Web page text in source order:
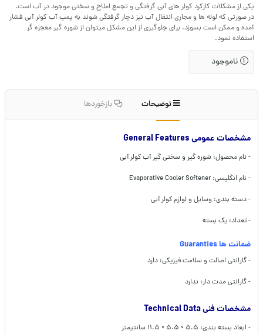
یکی از مشکلات کارکرد کولر های آبی گرفتگی و تجمع املاح و سختی موجود در آب است.
در صورتی که لوله ها و مجاری انتقال آب نیز دچار گرفتگی شوند به پمپ آب کولر آبی فشار
آمده و ممکن است بسوزد. برای جلوگیری از این مشکل میتوان از شوره گیر معجزه گر
استفاده نمود.
ناموجود
توضیحات بازخوردها
مشخصات عمومی General Features
- نام محصول: شوره گیر و سختی گیر آب کولر آبی
- نام انگلیسی: Evaporative Cooler Softener
- دسته بندی: وسایل و لوازم کولر آبی
- تعداد: یک بسته
ضمانت ها Guaranties
- گارانتی اصالت و سلامت فیزیکی: دارد
- گارانتی مدت دار: ندارد
مشخصات فنی Technical Data
- ابعاد بسته بندی: ۵.۵ × ۵.۵ × ۱۱.۵ سانتیمتر